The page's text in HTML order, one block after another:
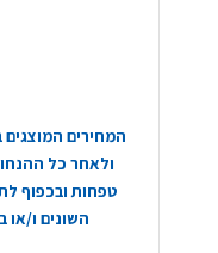
המחירים
ולאחר כל
טפחות ובכפוף
השונים ו/או